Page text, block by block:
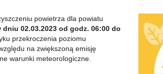
powietrza dla powiatu
dniu 02.03.2023 od godz. 06:00 do
przekroczenia poziomu
na zwiększoną emisję
warunki meteorologiczne.